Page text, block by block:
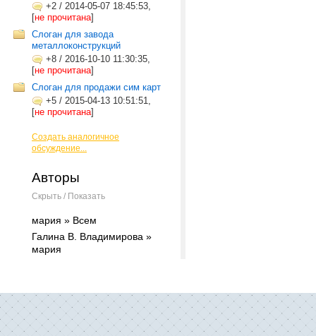
+2 / 2014-05-07 18:45:53,
[не прочитана]
Слоган для завода
металлоконструкций
+8 / 2016-10-10 11:30:35,
[не прочитана]
Слоган для продажи сим карт
+5 / 2015-04-13 10:51:51,
[не прочитана]
Создать аналогичное
обсуждение...
Авторы
Скрыть / Показать
мария » Всем
Галина В. Владимирова »
мария